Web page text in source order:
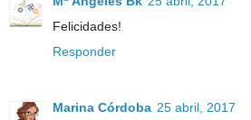
Felicidades!
Responder
Marina Córdoba 25 abril, 2017